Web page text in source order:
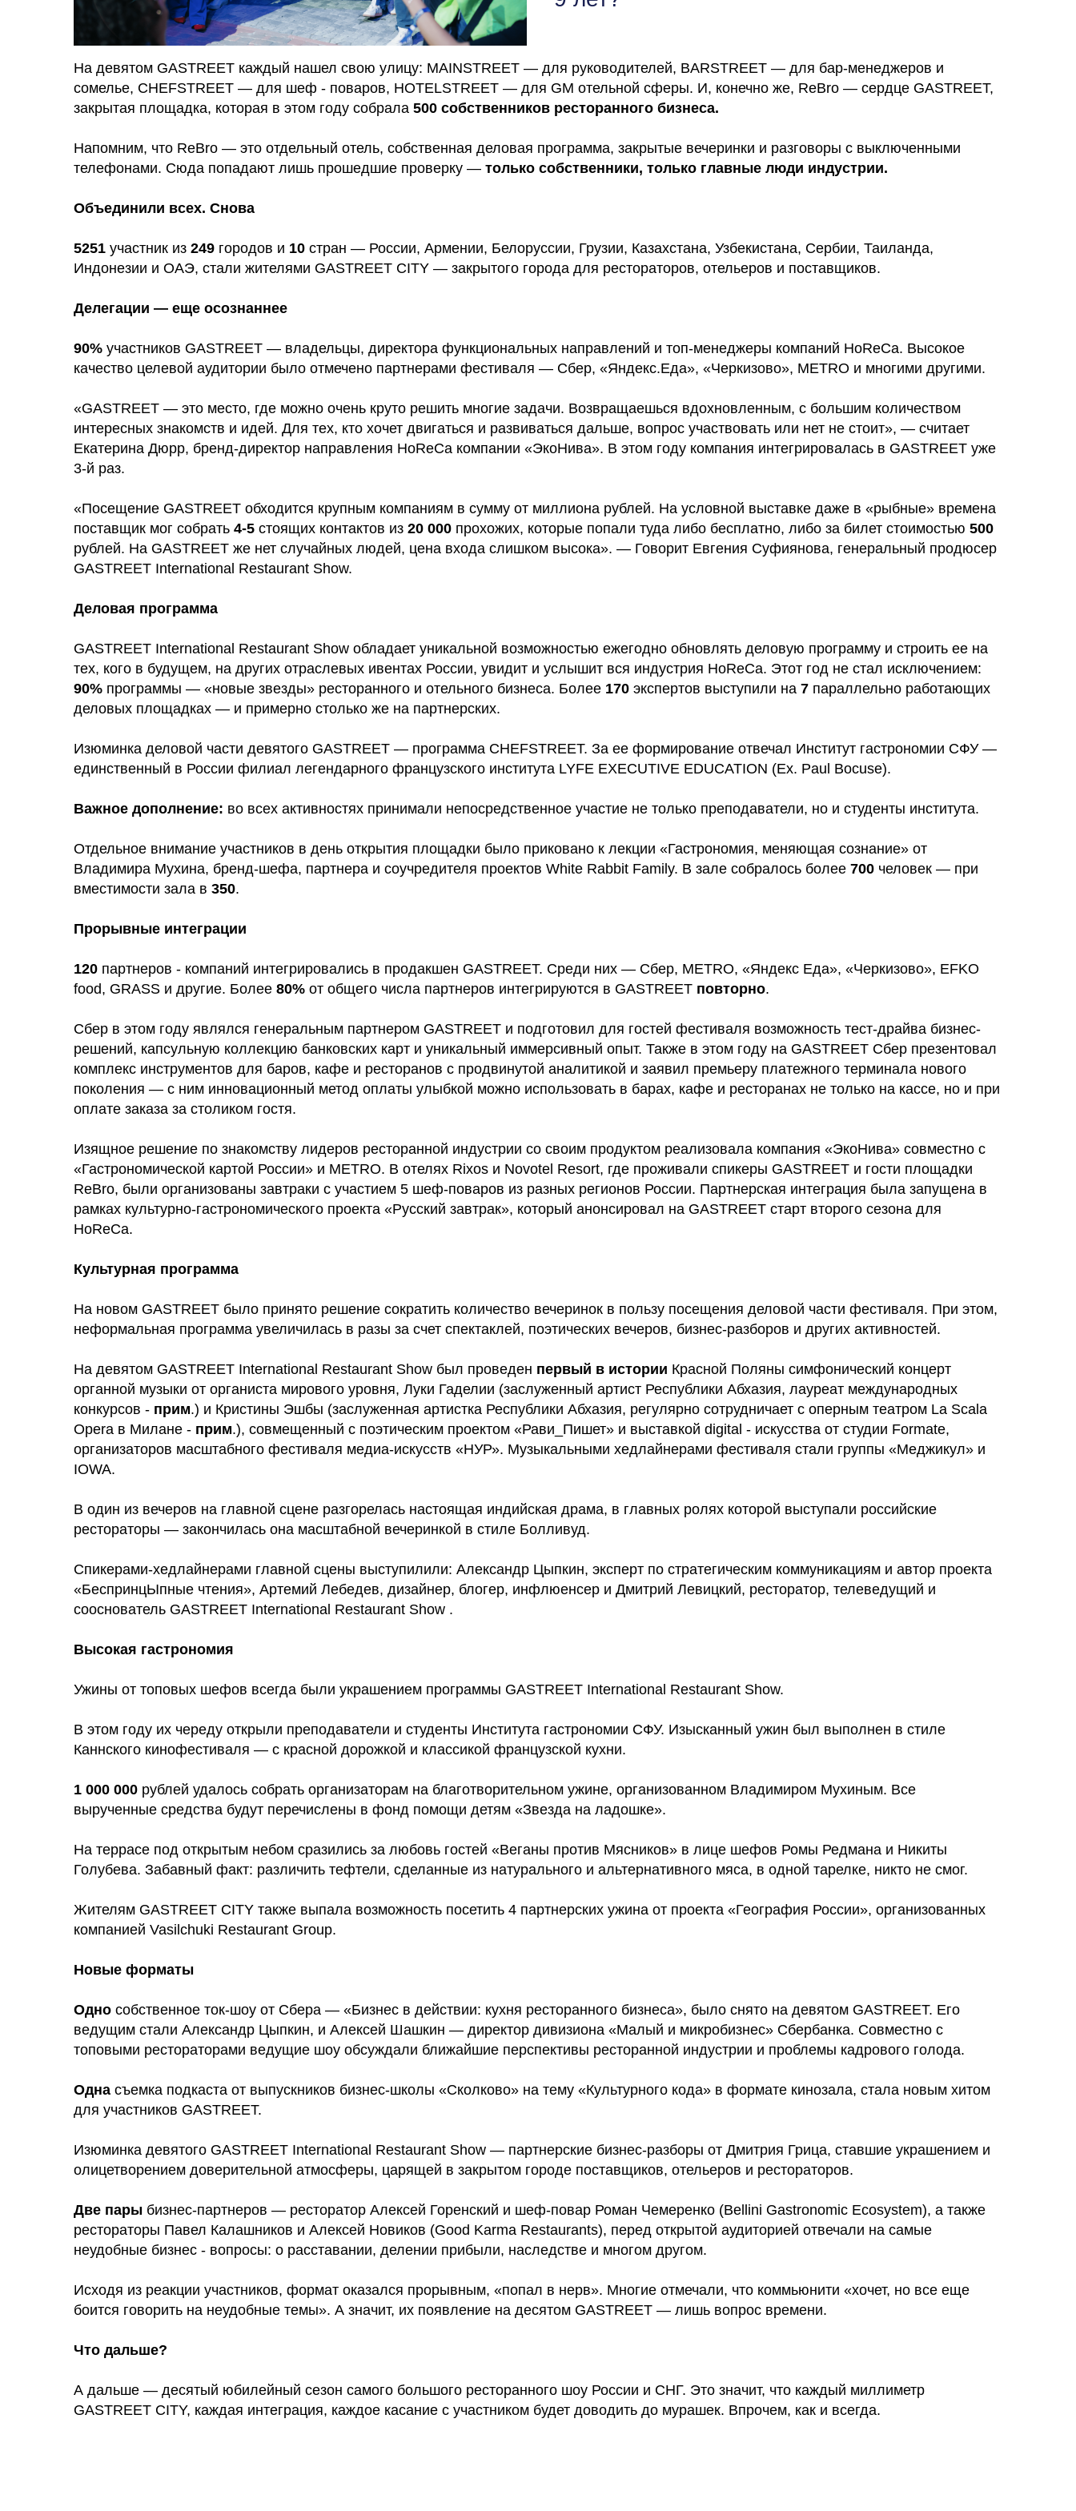
На девятом GASTREET каждый нашел свою улицу: MAINSTREET — для руководителей, BARSTREET — для бар-менеджеров и
сомелье, CHEFSTREET — для шеф - поваров, HOTELSTREET — для GM отельной сферы. И, конечно же, ReBro — сердце GASTREET,
закрытая площадка, которая в этом году собрала 500 собственников ресторанного бизнеса.
Напомним, что ReBro — это отдельный отель, собственная деловая программа, закрытые вечеринки и разговоры с выключенными
телефонами. Сюда попадают лишь прошедшие проверку — только собственники, только главные люди индустрии.
Объединили всех. Снова
5251 участник из 249 городов и 10 стран — России, Армении, Белоруссии, Грузии, Казахстана, Узбекистана, Сербии, Таиланда,
Индонезии и ОАЭ, стали жителями GASTREET CITY — закрытого города для рестораторов, отельеров и поставщиков.
Делегации — еще осознаннее
90% участников GASTREET — владельцы, директора функциональных направлений и топ-менеджеры компаний HoReCa. Высокое
качество целевой аудитории было отмечено партнерами фестиваля — Сбер, «Яндекс.Еда»‎, «Черкизово», METRO и многими другими.
«GASTREET — это место, где можно очень круто решить многие задачи. Возвращаешься вдохновленным, с большим количеством
интересных знакомств и идей. Для тех, кто хочет двигаться и развиваться дальше, вопрос участвовать или нет не стоит», — считает
Екатерина Дюрр, бренд-директор направления HoReCa компании «‎ЭкоНива». В этом году компания интегрировалась в GASTREET уже
3-й раз.
«Посещение GASTREET обходится крупным компаниям в сумму от миллиона рублей. На условной выставке даже в «рыбные» времена
поставщик мог собрать 4-5 стоящих контактов из 20 000 прохожих, которые попали туда либо бесплатно, либо за билет стоимостью 500
рублей. На GASTREET же нет случайных людей, цена входа слишком высока». — Говорит Евгения Суфиянова, генеральный продюсер
GASTREET International Restaurant Show.
Деловая программа
GASTREET International Restaurant Show обладает уникальной возможностью ежегодно обновлять деловую программу и строить ее на
тех, кого в будущем, на других отраслевых ивентах России, увидит и услышит вся индустрия HoReCa. Этот год не стал исключением:
90% программы — «новые звезды» ресторанного и отельного бизнеса. Более 170 экспертов выступили на 7 параллельно работающих
деловых площадках — и примерно столько же на партнерских.
Изюминка деловой части девятого GASTREET — программа CHEFSTREET. За ее формирование отвечал Институт гастрономии СФУ —
единственный в России филиал легендарного французского института LYFE EXECUTIVE EDUCATION (Ex. Paul Bocuse).
Важное дополнение: во всех активностях принимали непосредственное участие не только преподаватели, но и студенты института.
Отдельное внимание участников в день открытия площадки было приковано к лекции «Гастрономия, меняющая сознание» от
Владимира Мухина, бренд-шефа, партнера и соучредителя проектов White Rabbit Family. В зале собралось более 700 человек — при
вместимости зала в 350.
Прорывные интеграции
120 партнеров - компаний интегрировались в продакшен GASTREET. Среди них — Сбер, METRO, «Яндекс Еда», «Черкизово», EFKO
food, GRASS и другие. Более 80% от общего числа партнеров интегрируются в GASTREET повторно.
Сбер в этом году являлся генеральным партнером GASTREET и подготовил для гостей фестиваля возможность тест-драйва бизнес-
решений, капсульную коллекцию банковских карт и уникальный иммерсивный опыт. Также в этом году на GASTREET Сбер презентовал
комплекс инструментов для баров, кафе и ресторанов с продвинутой аналитикой и заявил премьеру платежного терминала нового
поколения — с ним инновационный метод оплаты улыбкой можно использовать в барах, кафе и ресторанах не только на кассе, но и при
оплате заказа за столиком гостя.
Изящное решение по знакомству лидеров ресторанной индустрии со своим продуктом реализовала компания «ЭкоНива» совместно с
«Гастрономической картой России» и METRO. В отелях Rixos и Novotel Resort, где проживали спикеры GASTREET и гости площадки
ReBro, были организованы завтраки с участием 5 шеф-поваров из разных регионов России. Партнерская интеграция была запущена в
рамках культурно-гастрономического проекта «Русский завтрак», который анонсировал на GASTREET старт второго сезона для
HoReCa.
Культурная программа
На новом GASTREET было принято решение сократить количество вечеринок в пользу посещения деловой части фестиваля. При этом,
неформальная программа увеличилась в разы за счет спектаклей, поэтических вечеров, бизнес-разборов и других активностей.
На девятом GASTREET International Restaurant Show был проведен первый в истории Красной Поляны симфонический концерт
органной музыки от органиста мирового уровня, Луки Гаделии (заслуженный артист Республики Абхазия, лауреат международных
конкурсов - прим.) и Кристины Эшбы (заслуженная артистка Республики Абхазия, регулярно сотрудничает с оперным театром La Scala
Opera в Милане - прим.), совмещенный с поэтическим проектом «Рави_Пишет» и выставкой digital - искусства от студии Formate,
организаторов масштабного фестиваля медиа-искусств «НУР». Музыкальными хедлайнерами фестиваля стали группы «Меджикул» и
IOWA.
В один из вечеров на главной сцене разгорелась настоящая индийская драма, в главных ролях которой выступали российские
рестораторы — закончилась она масштабной вечеринкой в стиле Болливуд.
Спикерами-хедлайнерами главной сцены выступилили: Александр Цыпкин, эксперт по стратегическим коммуникациям и автор проекта
«БеспринцЫпные чтения», Артемий Лебедев, дизайнер, блогер, инфлюенсер и Дмитрий Левицкий, ресторатор, телеведущий и
сооснователь GASTREET International Restaurant Show .
Высокая гастрономия
Ужины от топовых шефов всегда были украшением программы GASTREET International Restaurant Show.
В этом году их череду открыли преподаватели и студенты Института гастрономии СФУ. Изысканный ужин был выполнен в стиле
Каннского кинофестиваля — с красной дорожкой и классикой французской кухни.
1 000 000 рублей удалось собрать организаторам на благотворительном ужине, организованном Владимиром Мухиным. Все
вырученные средства будут перечислены в фонд помощи детям «Звезда на ладошке».
На террасе под открытым небом сразились за любовь гостей «Веганы против Мясников» в лице шефов Ромы Редмана и Никиты
Голубева. Забавный факт: различить тефтели, сделанные из натурального и альтернативного мяса, в одной тарелке, никто не смог.
Жителям GASTREET CITY также выпала возможность посетить 4 партнерских ужина от проекта «География России», организованных
компанией Vasilchuki Restaurant Group.
Новые форматы
Одно собственное ток-шоу от Сбера — «Бизнес в действии: кухня ресторанного бизнеса», было снято на девятом GASTREET. Его
ведущим стали Александр Цыпкин, и Алексей Шашкин — директор дивизиона «Малый и микробизнес» Сбербанка. Совместно с
топовыми рестораторами ведущие шоу обсуждали ближайшие перспективы ресторанной индустрии и проблемы кадрового голода.
Одна съемка подкаста от выпускников бизнес-школы «Сколково» на тему «Культурного кода» в формате кинозала, стала новым хитом
для участников GASTREET.
Изюминка девятого GASTREET International Restaurant Show — партнерские бизнес-разборы от Дмитрия Грица, ставшие украшением и
олицетворением доверительной атмосферы, царящей в закрытом городе поставщиков, отельеров и рестораторов.
Две пары бизнес-партнеров — ресторатор Алексей Горенский и шеф-повар Роман Чемеренко (Bellini Gastronomic Ecosystem), а также
рестораторы Павел Калашников и Алексей Новиков (Good Karma Restaurants), перед открытой аудиторией отвечали на самые
неудобные бизнес - вопросы: о расставании, делении прибыли, наследстве и многом другом.
Исходя из реакции участников, формат оказался прорывным, «попал в нерв». Многие отмечали, что коммьюнити «хочет, но все еще
боится говорить на неудобные темы». А значит, их появление на десятом GASTREET — лишь вопрос времени.
Что дальше?
А дальше — десятый юбилейный сезон самого большого ресторанного шоу России и СНГ. Это значит, что каждый миллиметр
GASTREET CITY, каждая интеграция, каждое касание с участником будет доводить до мурашек. Впрочем, как и всегда.
Content Oriented Web
ЗАКРЫТЫЙ ЧАТ
GASTREET NIGHT SHOW
VIP-ЛИНИЯ ПОДДЕРЖКИ
ИНДИВИДУАЛЬНЫЙ ТРАНСФЕР
ЗАКРЫТЫЙ ЧАТ
GASTREET NIGHT SHOW
VIP-ЛИНИЯ ПОДДЕРЖКИ
ИНДИВИДУАЛЬНЫЙ ТРАНСФЕР
ЗАКРЫТЫЙ ЧАТ
GASTREET NIGHT SHOW
VIP-ЛИНИЯ ПОДДЕРЖКИ
ИНДИВИДУАЛЬНЫЙ ТРАНСФЕР
ЗАКРЫТЫЙ ЧАТ
GASTREET NIGHT SHOW
VIP-ЛИНИЯ ПОДДЕРЖКИ
ИНДИВИДУАЛЬНЫЙ ТРАНСФЕР
способы оплаты всегда на связи